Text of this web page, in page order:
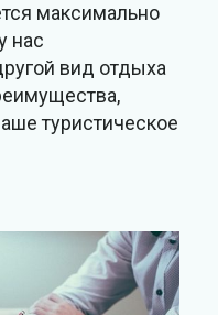
максимально
нас
вид отдыха
туристическое